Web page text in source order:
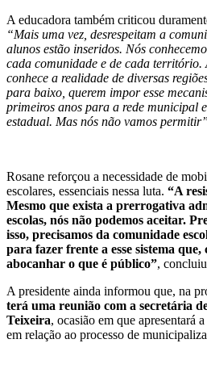
A educadora também criticou
“Mais uma vez, desrespeitam a
alunos estão inseridos. Nós
cada comunidade e de cada território.
conhece a realidade de diversas
para baixo, querem impor esse
primeiros anos para a rede municipal
estadual. Mas nós não vamos permitir”,
Rosane reforçou a necessidade de
escolares, essenciais nessa luta. “A
Mesmo que exista a prerrogativa
escolas, nós não podemos aceitar.
isso, precisamos da comunidade
para fazer frente a esse sistema que,
abocanhar o que é público”,
A presidente ainda informou que, na
terá uma reunião com a secretária
Teixeira, ocasião em que apresentará
em relação ao processo de